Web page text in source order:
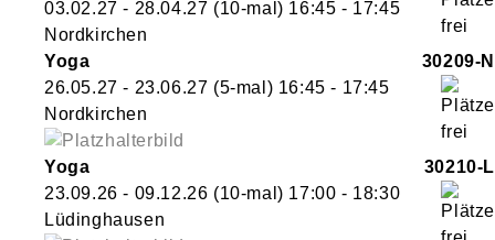
03.02.27 - 28.04.27 (10-mal) 16:45 - 17:45
Nordkirchen
Yoga
30209-N
26.05.27 - 23.06.27 (5-mal) 16:45 - 17:45
Nordkirchen
Yoga
30210-L
23.09.26 - 09.12.26 (10-mal) 17:00 - 18:30
Lüdinghausen